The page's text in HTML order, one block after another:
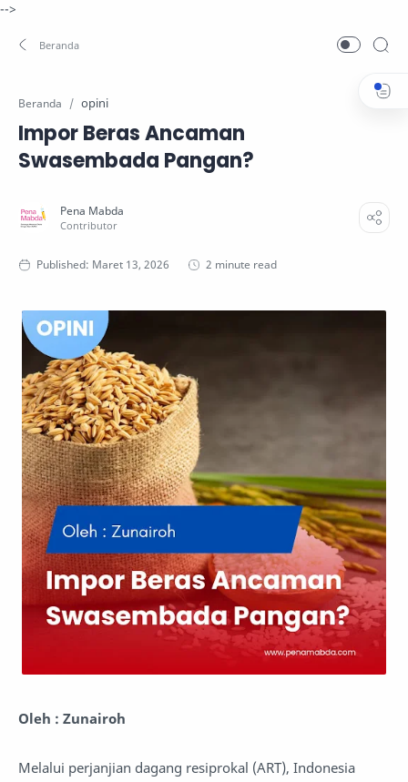
-->
Beranda opini
Impor Beras Ancaman
Swasembada Pangan?
2 minute read
Oleh : Zunairoh
Melalui perjanjian dagang resiprokal (ART), Indonesia